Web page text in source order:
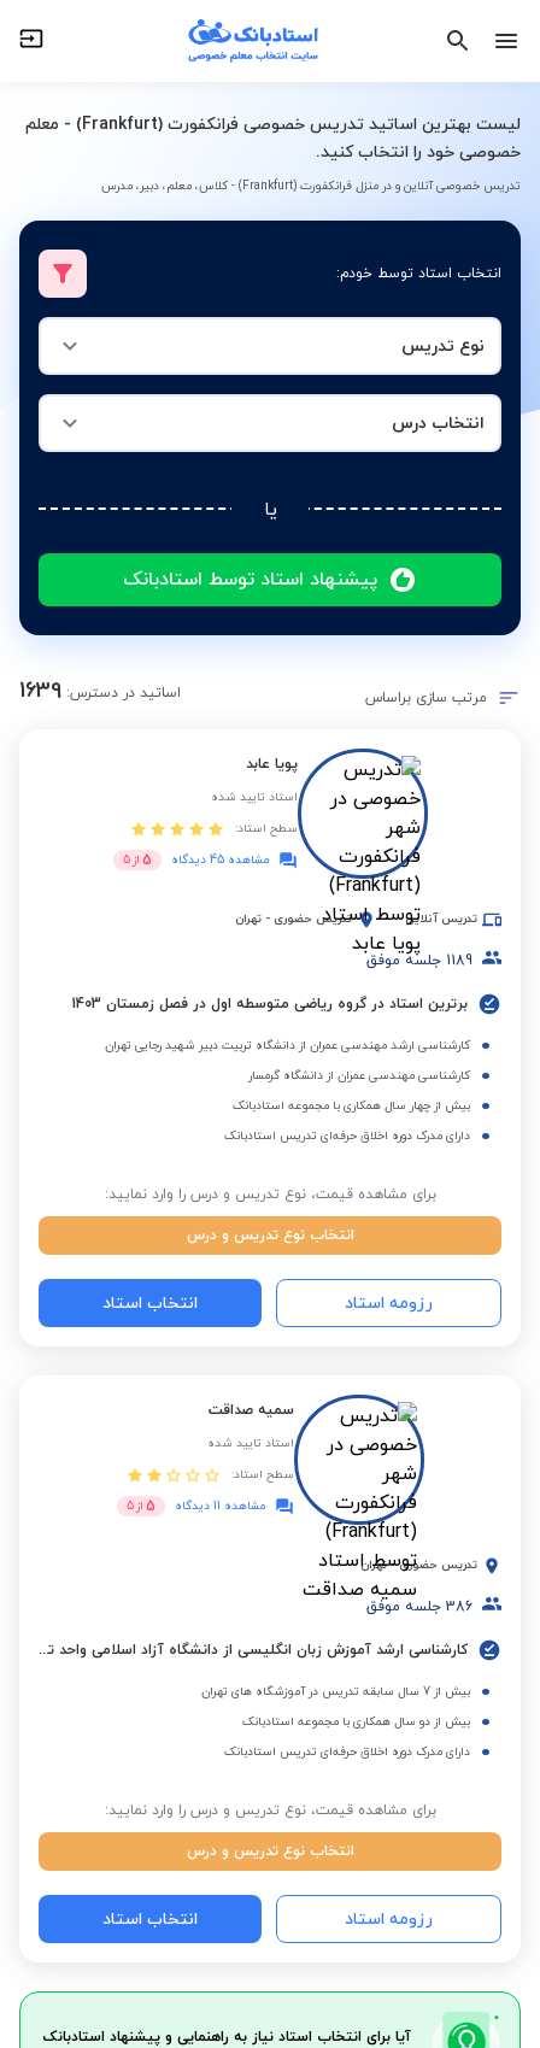
لیست بهترین اساتید تدریس خصوصی فرانکفورت (Frankfurt) - معلم
خصوصی خود را انتخاب کنید.
تدریس خصوصی آنلاین و در منزل فرانکفورت (Frankfurt) - کلاس، معلم، دبیر، مدرس
انتخاب استاد توسط خودم:
نوع تدریس
انتخاب درس
یا
پیشنهاد استاد توسط استادبانک
انتخاب درس
مرتب سازی براساس اساتید در دسترس: 1639
پویا عابد
استاد تایید شده
سطح استاد:
مشاهده 45 دیدگاه
5 از 5
تدریس آنلاین تدریس حضوری - تهران
1189 جلسه موفق
برترین استاد در گروه ریاضی متوسطه اول در فصل زمستان 1403
کارشناسی ارشد مهندسی عمران از دانشگاه تربیت دبیر شهید رجایی تهران
کارشناسی مهندسی عمران از دانشگاه گرمسار
بیش از چهار سال همکاری با مجموعه استادبانک
دارای مدرک دوره اخلاق حرفه‌ای تدریس استادبانک
برای مشاهده قیمت، نوع تدریس و درس را وارد نمایید:
انتخاب نوع تدریس و درس
رزومه استاد انتخاب استاد
سمیه صداقت
استاد تایید شده
سطح استاد:
مشاهده 11 دیدگاه
5 از 5
تدریس حضوری - تهران
386 جلسه موفق
کارشناسی ارشد آموزش زبان انگلیسی از دانشگاه آزاد اسلامی واحد تهران جنوب
بیش از 7 سال سابقه تدریس در آموزشگاه های تهران
بیش از دو سال همکاری با مجموعه استادبانک
دارای مدرک دوره اخلاق حرفه‌ای تدریس استادبانک
برای مشاهده قیمت، نوع تدریس و درس را وارد نمایید:
انتخاب نوع تدریس و درس
رزومه استاد انتخاب استاد
آیا برای انتخاب استاد نیاز به راهنمایی و پیشنهاد استادبانک